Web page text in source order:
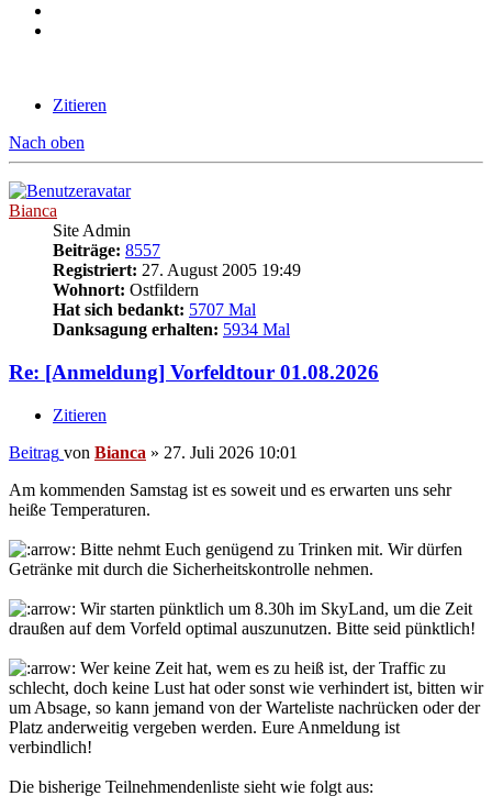
Zitieren
Nach oben
Bianca
Site Admin
Beiträge: 8557
Registriert: 27. August 2005 19:49
Wohnort: Ostfildern
Hat sich bedankt: 5707 Mal
Danksagung erhalten: 5934 Mal
Re: [Anmeldung] Vorfeldtour 01.08.2026
Zitieren
Beitrag von Bianca » 27. Juli 2026 10:01
Am kommenden Samstag ist es soweit und es erwarten uns sehr
heiße Temperaturen.
Bitte nehmt Euch genügend zu Trinken mit. Wir dürfen
Getränke mit durch die Sicherheitskontrolle nehmen.
Wir starten pünktlich um 8.30h im SkyLand, um die Zeit
draußen auf dem Vorfeld optimal auszunutzen. Bitte seid pünktlich!
Wer keine Zeit hat, wem es zu heiß ist, der Traffic zu
schlecht, doch keine Lust hat oder sonst wie verhindert ist, bitten wir
um Absage, so kann jemand von der Warteliste nachrücken oder der
Platz anderweitig vergeben werden. Eure Anmeldung ist
verbindlich!
Die bisherige Teilnehmendenliste sieht wie folgt aus: